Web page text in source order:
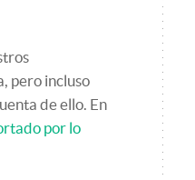
pero incluso
de ello. En
por lo